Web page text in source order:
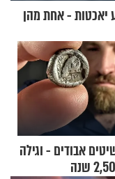
יאכטות - אחת מהן
אבודים - וגילה